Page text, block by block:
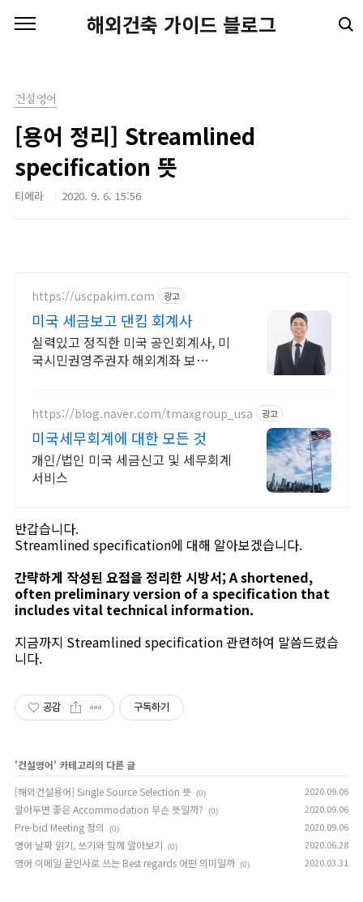
해외건축 가이드 블로그
건설영어
[용어 정리] Streamlined
specification 뜻
티에라 2020. 9. 6. 15:56
https://uscpakim.com 광고
미국 세금보고 댄킴 회계사
실력있고 정직한 미국 공인회계사, 미
국시민권영주권자 해외계좌 보
https://blog.naver.com/tmaxgroup_usa 광고
미국세무회계에 대한 모든 것
개인/법인 미국 세금신고 및 세무회계
서비스
반갑습니다.
Streamlined specification에 대해 알아보겠습니다.
간략하게 작성된 요점을 정리한 시방서; A shortened,
often preliminary version of a specification that
includes vital technical information.
지금까지 Streamlined specification 관련하여 말씀드렸습
니다.
공감 구독하기
'건설영어' 카테고리의 다른 글
[해외건설용어] Single Source Selection 뜻 (0) 2020.09.06
알아두면 좋은 Accommodation 무슨 뜻일까? (0) 2020.09.06
Pre-bid Meeting 정의 (0) 2020.09.06
영어 날짜 읽기, 쓰기와 함께 알아보기 (0) 2020.06.28
영어 이메일 끝인사로 쓰는 Best regards 어떤 의미일까 (0) 2020.03.31